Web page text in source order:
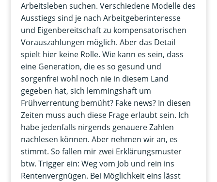
Arbeitsleben suchen. Verschiedene Modelle des
Ausstiegs sind je nach Arbeitgeberinteresse
und Eigenbereitschaft zu kompensatorischen
Vorauszahlungen möglich. Aber das Detail
spielt hier keine Rolle. Wie kann es sein, dass
eine Generation, die es so gesund und
sorgenfrei wohl noch nie in diesem Land
gegeben hat, sich lemmingshaft um
Frühverrentung bemüht? Fake news? In diesen
Zeiten muss auch diese Frage erlaubt sein. Ich
habe jedenfalls nirgends genauere Zahlen
nachlesen können. Aber nehmen wir an, es
stimmt. So fallen mir zwei Erklärungsmuster
btw. Trigger ein: Weg vom Job und rein ins
Rentenvergnügen. Bei Möglichkeit eins lässt